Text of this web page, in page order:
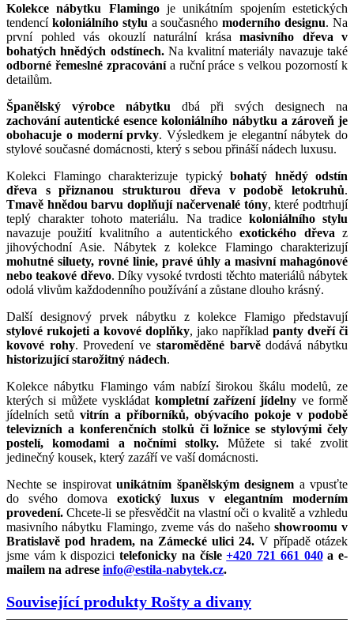
Kolekce nábytku Flamingoje unikátním spojením estetických
tendencí koloniálního stylu a současnéhomoderního designu. Na
první pohled vás okouzlí naturální krása masivního dřeva v
bohatých hnědých odstínech.Na kvalitní materiály navazuje také
odborné řemeslné zpracovánía ruční práce s velkou pozorností k
detailům.
Španělský výrobce nábytku dbá při svých designech na
zachování autentické esence koloniálního nábytku a zároveň je
obohacuje o moderní prvky. Výsledkem je elegantní nábytek do
stylové současné domácnosti, který s sebou přináší nádech luxusu.
Kolekci Flamingo charakterizuje typický bohatý hnědý odstín
dřeva s přiznanou strukturou dřeva v podobě letokruhů.
Tmavě hnědou barvu doplňují načervenalé tóny, které podtrhují
teplý charakter tohoto materiálu. Na tradice koloniálního stylu
navazuje použití kvalitního a autentickéhoexotického dřeva z
jihovýchodní Asie. Nábytek z kolekce Flamingo charakterizují
mohutné siluety, rovné linie, pravé úhly a masivní mahagónové
nebo teakové dřevo. Díky vysoké tvrdosti těchto materiálů nábytek
odolá vlivům každodenního používání a zůstane dlouho krásný.
Další designový prvek nábytku z kolekce Flamigo představují
stylové rukojeti a kovové doplňky, jako například panty dveří či
kovové rohy. Provedení ve staroměděné barvědodává nábytku
historizující starožitný nádech.
Kolekce nábytku Flamingo vám nabízí širokou škálu modelů, ze
kterých si můžete vyskládat kompletní zařízení jídelny ve formě
jídelních setů vitrín a příborníků, obývacího pokoje v podobě
televizních a konferenčních stolků čiložnice se stylovými čely
postelí,
komodami a nočními stolky.Můžete si také zvolit
jedinečný kousek, který zazáří ve vaší domácnosti.
Nechte se inspirovatunikátním španělským designem a vpusťte
do svého domova exotický luxus v elegantním moderním
provedení.Chcete-li se přesvědčit na vlastní oči o kvalitě a vzhledu
masivního nábytku Flamingo, zveme vás do našeho showroomu v
Bratislavě pod hradem, na Zámecké ulici 24. V případě otázek
jsme vám k dispozici telefonicky na čísle+420 721 661 040a e-
mailem na adrese info@estila-nabytek.cz.
Související produkty Rošty a divany